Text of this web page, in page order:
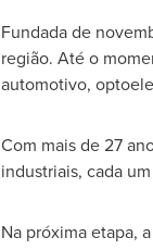
Fundada de
região. Até o
automotivo,
Com mais de 27
industriais, cada
Na próxima etapa,